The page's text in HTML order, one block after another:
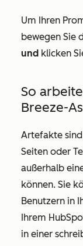
Um Ihren
bewegen Sie
und klicken
So
Breeze-
Artefakte
Seiten oder
außerhalb
können. Sie
Benutzern in
Ihrem
in einer